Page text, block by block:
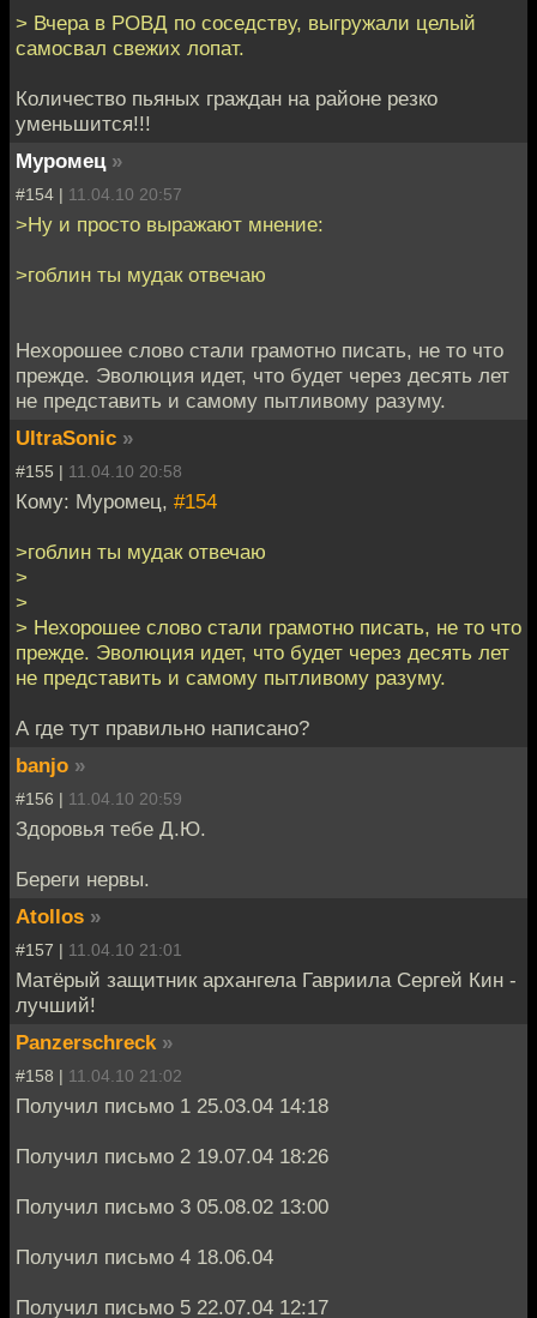
> Вчера в РОВД по соседству, выгружали целый
самосвал свежих лопат.
Количество пьяных граждан на районе резко
уменьшится!!!
Муромец »
#154 | 11.04.10 20:57
>Ну и просто выражают мнение:
>гоблин ты мудак отвечаю
Нехорошее слово стали грамотно писать, не то что
прежде. Эволюция идет, что будет через десять лет
не представить и самому пытливому разуму.
UltraSonic »
#155 | 11.04.10 20:58
Кому: Муромец, #154
>гоблин ты мудак отвечаю
>
>
> Нехорошее слово стали грамотно писать, не то что
прежде. Эволюция идет, что будет через десять лет
не представить и самому пытливому разуму.
А где тут правильно написано?
banjo »
#156 | 11.04.10 20:59
Здоровья тебе Д.Ю.
Береги нервы.
Atollos »
#157 | 11.04.10 21:01
Матёрый защитник архангела Гавриила Сергей Кин -
лучший!
Panzerschreck »
#158 | 11.04.10 21:02
Получил письмо 1 25.03.04 14:18
Получил письмо 2 19.07.04 18:26
Получил письмо 3 05.08.02 13:00
Получил письмо 4 18.06.04
Получил письмо 5 22.07.04 12:17